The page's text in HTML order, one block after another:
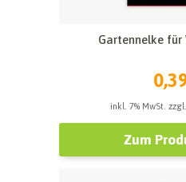
Gartennelke für
inkl. 7% MwSt.
Zum